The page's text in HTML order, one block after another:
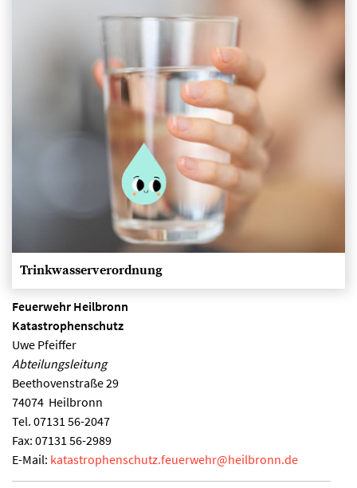
Trinkwasserverordnung
Feuerwehr Heilbronn
Katastrophenschutz
Uwe Pfeiffer
Abteilungsleitung
Beethovenstraße 29
74074 Heilbronn
Tel. 07131 56-2047
Fax: 07131 56-2989
E-Mail: katastrophenschutz.feuerwehr@heilbronn.de